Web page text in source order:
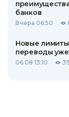
банков
Вчера 06:50
Новые лимиты
переводы уже
06.08 13:10